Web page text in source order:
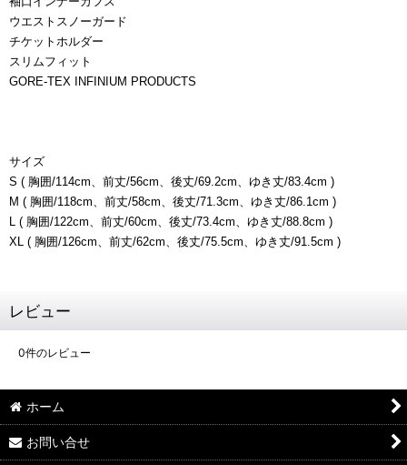
ウエストスノーガード
チケットホルダー
スリムフィット
GORE-TEX INFINIUM PRODUCTS
サイズ
S ( 胸囲/114cm、前丈/56cm、後丈/69.2cm、ゆき丈/83.4cm )
M ( 胸囲/118cm、前丈/58cm、後丈/71.3cm、ゆき丈/86.1cm )
L ( 胸囲/122cm、前丈/60cm、後丈/73.4cm、ゆき丈/88.8cm )
XL ( 胸囲/126cm、前丈/62cm、後丈/75.5cm、ゆき丈/91.5cm )
レビュー
0件のレビュー
ホーム
お問い合せ